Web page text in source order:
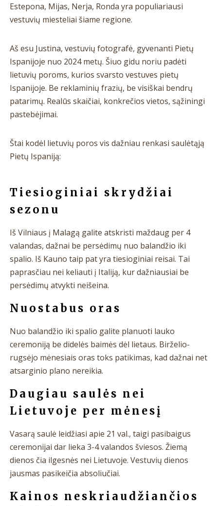
Estepona, Mijas, Nerja, Ronda yra populiariausi
vestuvių miesteliai šiame regione.
Aš esu Justina, vestuvių fotografė, gyvenanti Pietų
Ispanijoje nuo 2024 metų. Šiuo gidu noriu padėti
lietuvių poroms, kurios svarsto vestuves pietų
Ispanijoje. Be reklaminių frazių, be visiškai bendrų
patarimų. Realūs skaičiai, konkrečios vietos, sąžiningi
pastebėjimai.
Štai kodėl lietuvių poros vis dažniau renkasi saulėtąją
Pietų Ispaniją:
Tiesioginiai skrydžiai
sezonu
Iš Vilniaus į Malagą galite atskristi maždaug per 4
valandas, dažnai be persėdimų nuo balandžio iki
spalio. Iš Kauno taip pat yra tiesioginiai reisai. Tai
paprasčiau nei keliauti į Italiją, kur dažniausiai be
persėdimų atvykti neišeina.
Nuostabus oras
Nuo balandžio iki spalio galite planuoti lauko
ceremoniją be didelės baimės dėl lietaus. Birželio-
rugsėjo mėnesiais oras toks patikimas, kad dažnai net
atsarginio plano nereikia.
Daugiau saulės nei
Lietuvoje per mėnesį
Vasarą saulė leidžiasi apie 21 val., taigi pasibaigus
ceremonijai dar lieka 3-4 valandos šviesos. Žiemą
dienos čia ilgesnės nei Lietuvoje. Vestuvių dienos
jausmas pasikeičia absoliučiai.
Kainos neskriaudžiančios